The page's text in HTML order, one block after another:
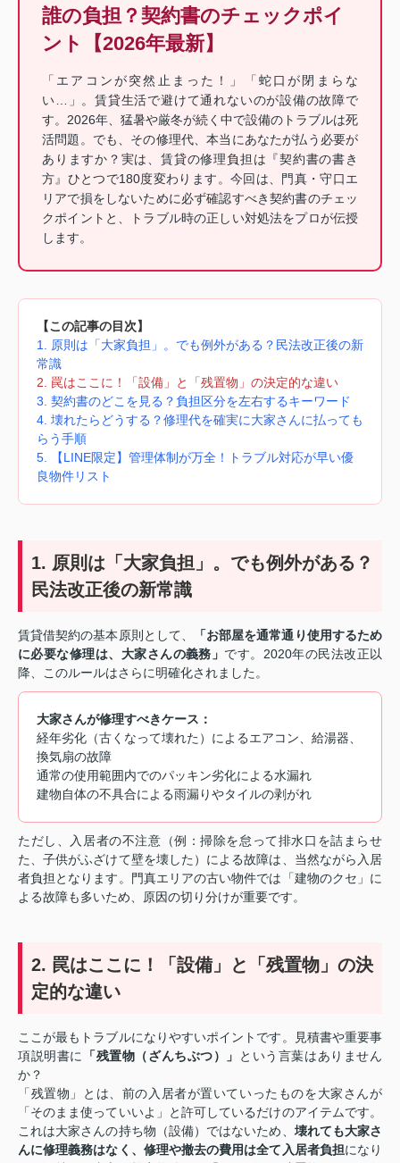
誰の負担？契約書のチェックポイ
ント【2026年最新】
「エアコンが突然止まった！」「蛇口が閉まらな
い…」。賃貸生活で避けて通れないのが設備の故障で
す。2026年、猛暑や厳冬が続く中で設備のトラブルは死
活問題。でも、その修理代、本当にあなたが払う必要が
ありますか？実は、賃貸の修理負担は『契約書の書き
方』ひとつで180度変わります。今回は、門真・守口エ
リアで損をしないために必ず確認すべき契約書のチェッ
クポイントと、トラブル時の正しい対処法をプロが伝授
します。
【この記事の目次】
1. 原則は「大家負担」。でも例外がある？民法改正後の新
常識
2. 罠はここに！「設備」と「残置物」の決定的な違い
3. 契約書のどこを見る？負担区分を左右するキーワード
4. 壊れたらどうする？修理代を確実に大家さんに払っても
らう手順
5. 【LINE限定】管理体制が万全！トラブル対応が早い優
良物件リスト
1. 原則は「大家負担」。でも例外がある？
民法改正後の新常識
賃貸借契約の基本原則として、
「お部屋を通常通り使用するため
に必要な修理は、大家さんの義務」 です。2020年の民法改正以
降、このルールはさらに明確化されました。
大家さんが修理すべきケース：
経年劣化（古くなって壊れた）によるエアコン、給湯器、
換気扇の故障
通常の使用範囲内でのパッキン劣化による水漏れ
建物自体の不具合による雨漏りやタイルの剥がれ
ただし、入居者の不注意（例：掃除を怠って排水口を詰まらせ
た、子供がふざけて壁を壊した）による故障は、当然ながら入居
者負担となります。門真エリアの古い物件では「建物のクセ」に
よる故障も多いため、原因の切り分けが重要です。
2. 罠はここに！「設備」と「残置物」の決
定的な違い
ここが最もトラブルになりやすいポイントです。見積書や重要事
項説明書に
「残置物（ざんちぶつ）」
という言葉はありません
か？
「残置物」とは、前の入居者が置いていったものを大家さんが
「そのまま使っていいよ」と許可しているだけのアイテムです。
これは大家さんの持ち物（設備）ではないため、 壊れても大家さ
んに修理義務はなく、修理や撤去の費用は全て入居者負担になり